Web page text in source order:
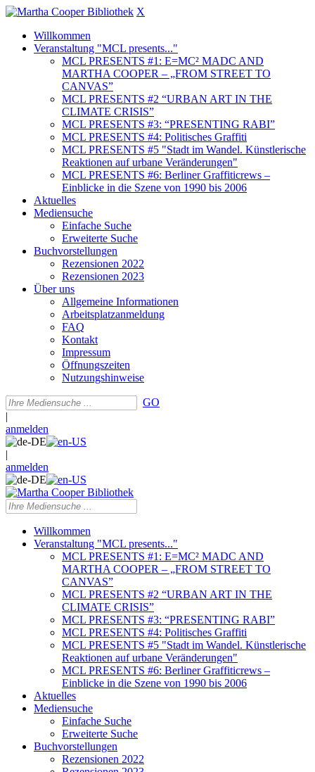
X
Willkommen
Veranstaltung "MCL presents..."
MCL PRESENTS #1: E=MC² MADC AND
MARTHA COOPER – „FROM STREET TO
CANVAS”
MCL PRESENTS #2 “URBAN ART IN THE
CLIMATE CRISIS”
MCL PRESENTS #3: “PRESENTING RABI”
MCL PRESENTS #4: Politisches Graffiti
MCL PRESENTS #5 "Stadt im Wandel. Künstlerische
Reaktionen auf urbane Veränderungen"
MCL PRESENTS #6: Berliner Graffiticrews –
Einblicke in die Szene von 1990 bis 2006
Aktuelles
Mediensuche
Einfache Suche
Erweiterte Suche
Buchvorstellungen
Rezensionen 2022
Rezensionen 2023
Über uns
Allgemeine Informationen
Arbeitsplatzanmeldung
FAQ
Kontakt
Impressum
Öffnungszeiten
Nutzungshinweise
GO
|
anmelden
|
anmelden
Willkommen
Veranstaltung "MCL presents..."
MCL PRESENTS #1: E=MC² MADC AND
MARTHA COOPER – „FROM STREET TO
CANVAS”
MCL PRESENTS #2 “URBAN ART IN THE
CLIMATE CRISIS”
MCL PRESENTS #3: “PRESENTING RABI”
MCL PRESENTS #4: Politisches Graffiti
MCL PRESENTS #5 "Stadt im Wandel. Künstlerische
Reaktionen auf urbane Veränderungen"
MCL PRESENTS #6: Berliner Graffiticrews –
Einblicke in die Szene von 1990 bis 2006
Aktuelles
Mediensuche
Einfache Suche
Erweiterte Suche
Buchvorstellungen
Rezensionen 2022